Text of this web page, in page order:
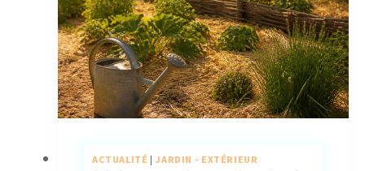
ACTUALITÉ | JARDIN - EXTÉRIEUR